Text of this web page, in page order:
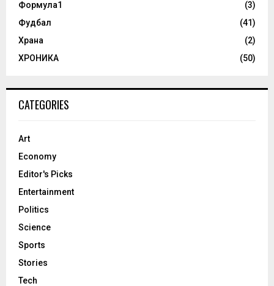
Формула1
(3)
Фудбал
(41)
Храна
(2)
ХРОНИКА
(50)
CATEGORIES
Art
Economy
Editor's Picks
Entertainment
Politics
Science
Sports
Stories
Tech